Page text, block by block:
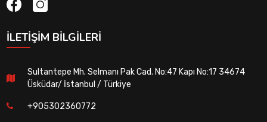
İLETIŞIM BILGILERI
Sultantepe Mh. Selmanı Pak Cad. No:47 Kapı No:17 34674
Üsküdar/ İstanbul / Türkiye
+905302360772